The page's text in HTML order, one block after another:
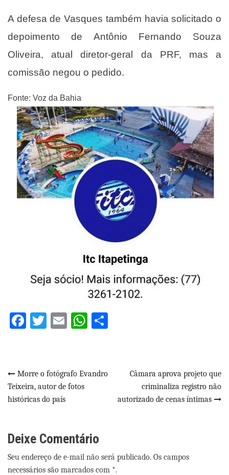
A defesa de Vasques também havia solicitado o
depoimento de Antônio Fernando Souza
Oliveira, atual diretor-geral da PRF, mas a
comissão negou o pedido.
Fonte: Voz da Bahia
Facebook
Twitter
EmailWhatsApp
Navegação
de
Morre o fotógrafo Evandro
Teixeira, autor de fotos
históricas do país
Câmara aprova projeto que
criminaliza registro não
autorizado de cenas íntimas
Deixe Comentário
Seu endereço de e-mail não será publicado. Os campos
necessários são marcados com *.